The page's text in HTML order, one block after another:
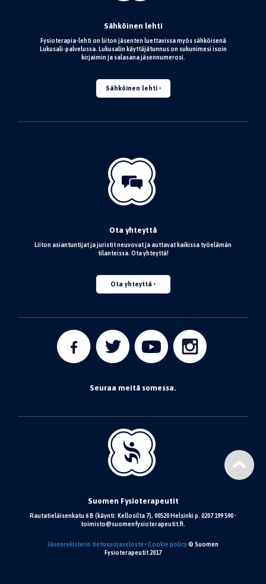
Sähköinen lehti
Fysioterapia-lehti on liiton jäsenten luettavissa myös sähköisenä
Lukusali-palvelussa. Lukusalin käyttäjätunnus on sukunimesi isoin
kirjaimin ja salasana jäsennumerosi.
Sähköinen lehti
Ota yhteyttä
Liiton asiantuntijat ja juristit neuvovat ja auttavat kaikissa työelämän
tilanteissa. Ota yhteyttä!
Ota yhteyttä
Seuraa meitä somessa.
Suomen Fysioterapeutit
Rautatieläisenkatu 6 B (käynti: Kellosilta 7), 00520 Helsinki p. 0207 199 590 •
toimisto@suomenfysioterapeutit.fi.
Jäsenrekisterin tietosuojaseloste • Cookie policy© Suomen
Fysioterapeutit 2017